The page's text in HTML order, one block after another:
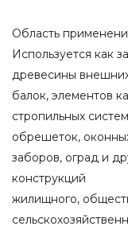
Область
Используется как
древесины
балок, элементов
стропильных
обрешеток,
заборов, оград и
конструкций
жилищного,